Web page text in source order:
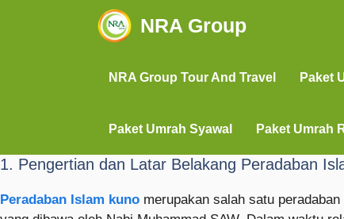
NRA Group
NRA Group Tour And Travel Paket
Paket Umrah Syawal Paket Umrah
1. Pengertian dan Latar Belakang Peradaban
Peradaban Islam kuno merupakan salah satu